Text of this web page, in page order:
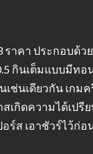
ราคา ประกอบด้
กินเต็มแบบมีทอ
ช่นเดียวกัน เกม
เกิดความได้เปรีย
อร์ส เอาชัวร์ไว้ก่อ